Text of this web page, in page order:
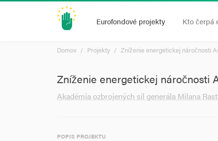
Eurofondové projekty Kto čerpá
Domov Projekty Zníženie energetickej náročnosti
Zníženie energetickej náročnosti
Akadémia ozbrojených síl generála Milana
POPIS PROJEKTU